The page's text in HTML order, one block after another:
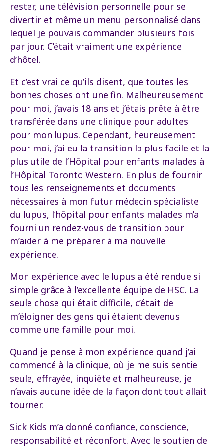
rester, une télévision personnelle pour se
divertir et même un menu personnalisé dans
lequel je pouvais commander plusieurs fois
par jour. C’était vraiment une expérience
d’hôtel.
Et c’est vrai ce qu’ils disent, que toutes les
bonnes choses ont une fin. Malheureusement
pour moi, j’avais 18 ans et j’étais prête à être
transférée dans une clinique pour adultes
pour mon lupus. Cependant, heureusement
pour moi, j’ai eu la transition la plus facile et la
plus utile de l’Hôpital pour enfants malades à
l’Hôpital Toronto Western. En plus de fournir
tous les renseignements et documents
nécessaires à mon futur médecin spécialiste
du lupus, l’hôpital pour enfants malades m’a
fourni un rendez-vous de transition pour
m’aider à me préparer à ma nouvelle
expérience.
Mon expérience avec le lupus a été rendue si
simple grâce à l’excellente équipe de HSC. La
seule chose qui était difficile, c’était de
m’éloigner des gens qui étaient devenus
comme une famille pour moi.
Quand je pense à mon expérience quand j’ai
commencé à la clinique, où je me suis sentie
seule, effrayée, inquiète et malheureuse, je
n’avais aucune idée de la façon dont tout allait
tourner.
Sick Kids m’a donné confiance, conscience,
responsabilité et réconfort. Avec le soutien de